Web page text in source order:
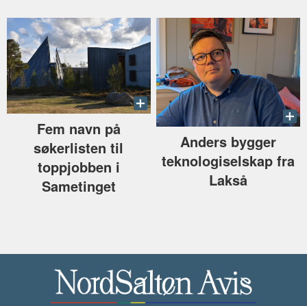
Fem navn på
søkerlisten til
toppjobben i
Sametinget
Anders bygger
teknologiselskap fra
Lakså